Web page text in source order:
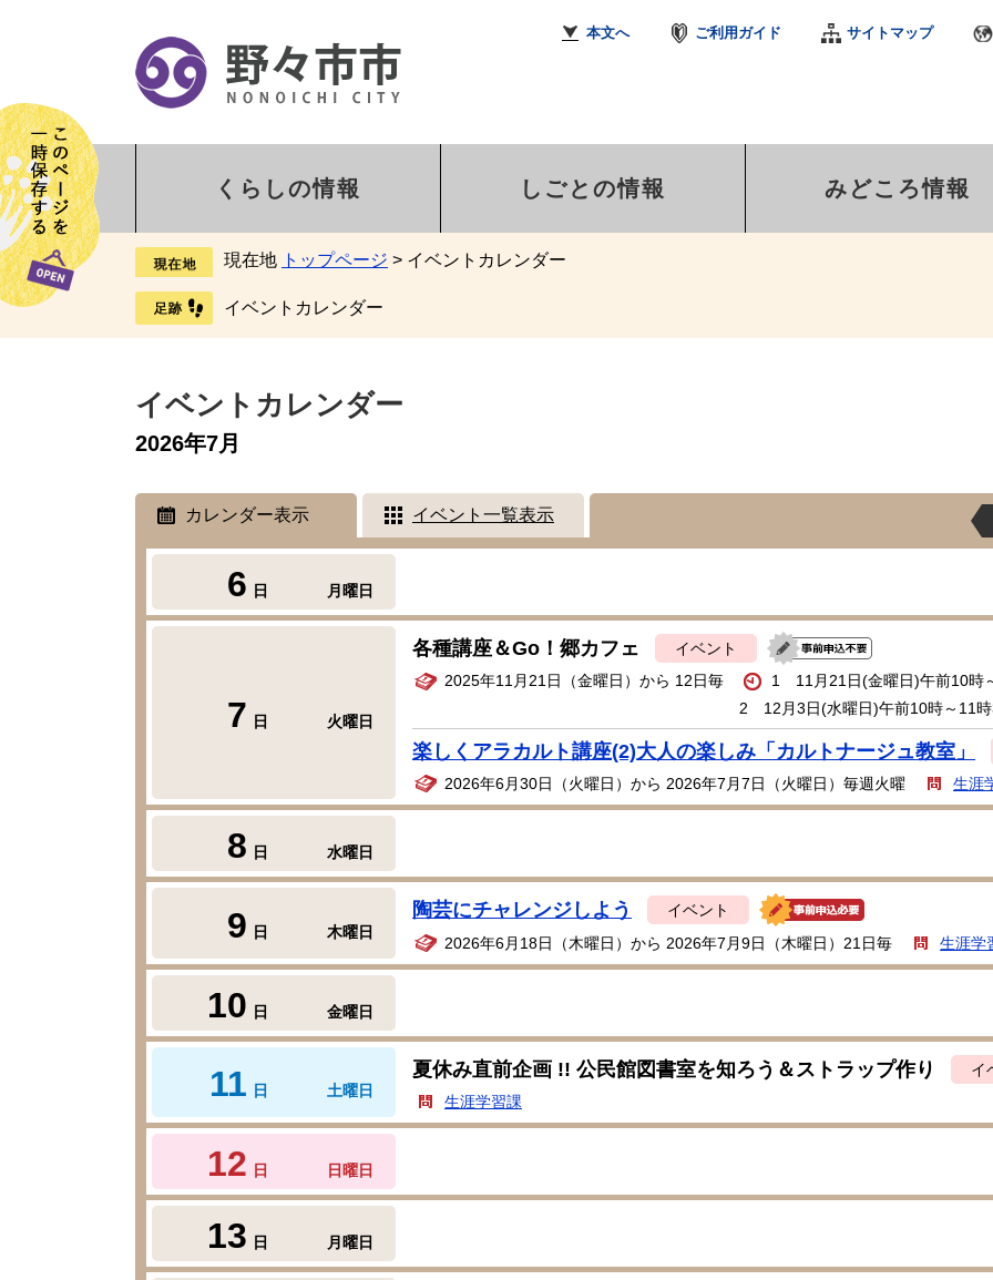
本文へ ご利用ガイド サイトマップ
くらしの情報 しごとの情報 みどころ情報
現在地 トップページ > イベントカレンダー
イベントカレンダー
イベントカレンダー
2026年7月
カレンダー表示 イベント一覧表示
6 日 月曜日
7 日 火曜日
各種講座＆Go！郷カフェ
イベント
2025年11月21日（金曜日）から 12日毎
1 11月21日(金曜日)午前10時
2 12月3日(水曜日)午前10時～11
楽しくアラカルト講座(2)大人の楽しみ「カルトナージュ教室」
2026年6月30日（火曜日）から 2026年7月7日（火曜日）毎週火曜 生涯
8 日 水曜日
9 日 木曜日
陶芸にチャレンジしよう
イベント
2026年6月18日（木曜日）から 2026年7月9日（木曜日）21日毎
生涯学
10 日 金曜日
11 日 土曜日
夏休み直前企画 !! 公民館図書室を知ろう＆ストラップ作り
イ
生涯学習課
12 日 日曜日
13 日 月曜日